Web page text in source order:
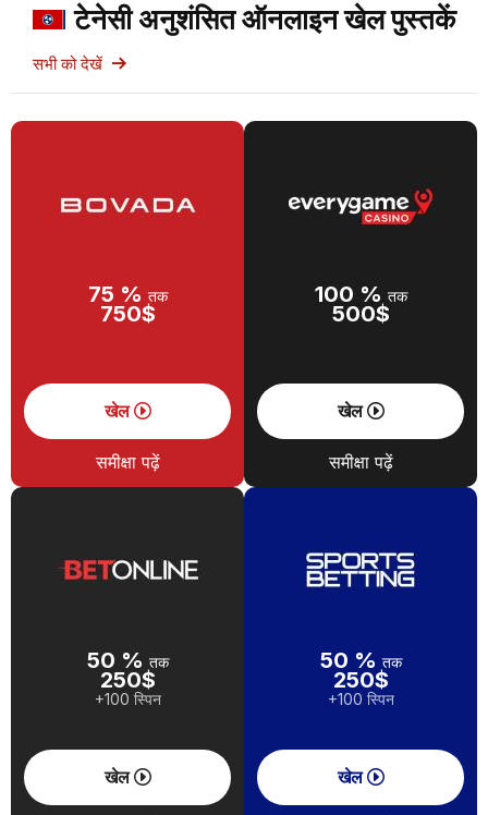
टेनेसी अनुशंसित ऑनलाइन खेल पुस्तकें
सभी को देखें
75 % तक
750$
खेल
समीक्षा पढ़ें
100 % तक
500$
खेल
समीक्षा पढ़ें
50 % तक
250$
+100 स्पिन
खेल
50 % तक
250$
+100 स्पिन
खेल